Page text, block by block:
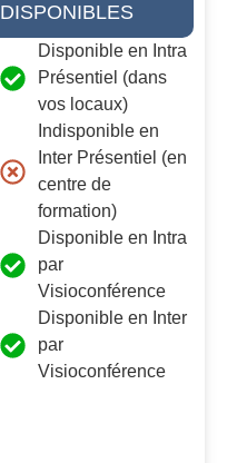
DISPONIBLES
Disponible en Intra
Présentiel (dans
vos locaux)
Indisponible en
Inter Présentiel (en
centre de
formation)
Disponible en Intra
par
Visioconférence
Disponible en Inter
par
Visioconférence